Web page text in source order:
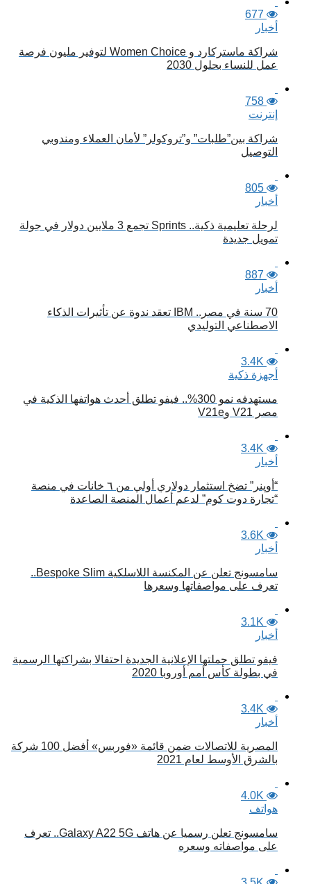
677
أخبار
شراكة ماستركارد و Women Choice لتوفير مليون فرصة
عمل للنساء بحلول 2030
758
إنترنت
شراكة بين”طلبات” و”تروكولر” لأمان العملاء ومندوبي
التوصيل
805
أخبار
لرحلة تعليمية ذكية.. Sprints تجمع 3 ملايين دولار في جولة
تمويل جديدة
887
أخبار
70 سنة في مصر.. IBM تعقد ندوة عن تأثيرات الذكاء
الاصطناعي التوليدي
3.4K
أجهزة ذكية
مستهدفه نمو 300%.. فيفو تطلق أحدث هواتفها الذكية في
مصر V21 وV21e
3.4K
أخبار
“أوپنر” تضخ استثمار دولاري أولي من ٦ خانات في منصة
“تجارة دوت كوم” لدعم أعمال المنصة الصاعدة
3.6K
أخبار
سامسونج تعلن عن المكنسة اللاسلكية Bespoke Slim..
تعرف على مواصفاتها وسعرها
3.1K
أخبار
فيفو تطلق حملتها الإعلانية الجديدة احتفالا بشراكتها الرسمية
في بطولة كأس أمم أوروبا 2020
3.4K
أخبار
المصرية للاتصالات ضمن قائمة «فوربس» أفضل 100 شركة
بالشرق الأوسط لعام 2021
4.0K
هواتف
سامسونج تعلن رسميا عن هاتف Galaxy A22 5G.. تعرف
على مواصفاته وسعره